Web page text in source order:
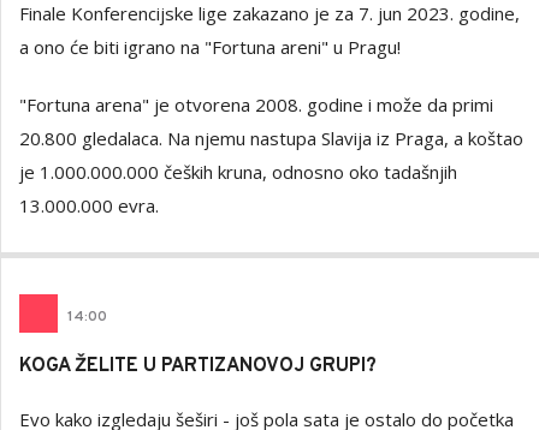
Finale Konferencijske lige zakazano je za 7. jun 2023. godine,
a ono će biti igrano na "Fortuna areni" u Pragu!
"Fortuna arena" je otvorena 2008. godine i može da primi
20.800 gledalaca. Na njemu nastupa Slavija iz Praga, a koštao
je 1.000.000.000 čeških kruna, odnosno oko tadašnjih
13.000.000 evra.
14:00
KOGA ŽELITE U PARTIZANOVOJ GRUPI?
Evo kako izgledaju šeširi - još pola sata je ostalo do početka